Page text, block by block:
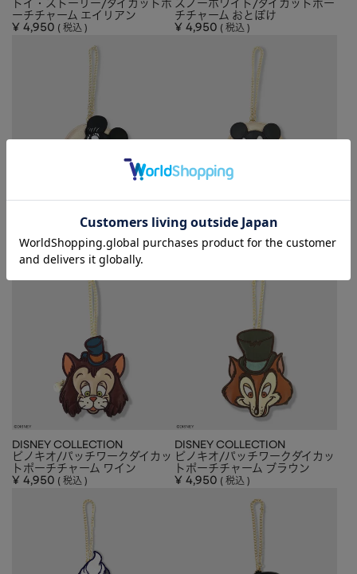
トイ・ストーリー/ダイカットポ
ーチチャーム エイリアン
¥ 4,950 税込
スノーホワイト/ダイカットポー
チチャーム おとぼけ
¥ 4,950 税込
プレーン・クレイジー/ ダイカッ
トポーチチャーム ミニーマウス
4,950 税込
プレーン・クレイジー/ ダイカッ
トポーチチャーム ミッキーマウ
ス
DISNEY COLLECTION
ピノキオ/パッチワークダイカッ
トポーチチャーム ワイン
¥ 4,950 税込
DISNEY COLLECTION
ピノキオ/パッチワークダイカッ
トポーチチャーム ブラウン
¥ 4,950 税込